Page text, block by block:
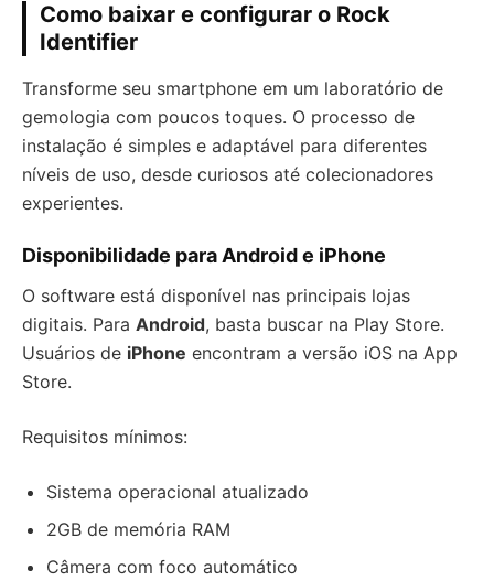
Como baixar e configurar o Rock
Identifier
Transforme seu smartphone em um laboratório de
gemologia com poucos toques. O processo de
instalação é simples e adaptável para diferentes
níveis de uso, desde curiosos até colecionadores
experientes.
Disponibilidade para Android e iPhone
O software está disponível nas principais lojas
digitais. Para Android, basta buscar na Play Store.
Usuários de iPhone encontram a versão iOS na App
Store.
Requisitos mínimos:
Sistema operacional atualizado
2GB de memória RAM
Câmera com foco automático